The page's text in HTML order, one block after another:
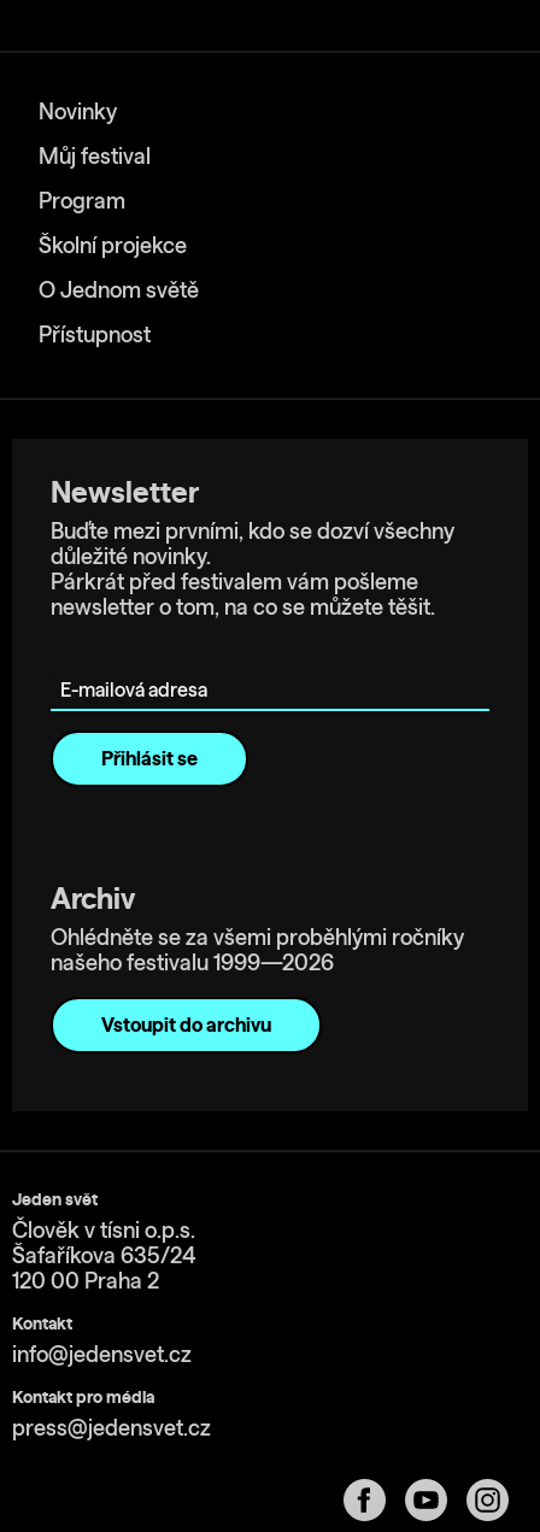
Novinky
Můj festival
Program
Školní projekce
O Jednom světě
Přístupnost
Newsletter
Buďte mezi prvními, kdo se dozví všechny
důležité novinky.
Párkrát před festivalem vám pošleme
newsletter o tom, na co se můžete těšit.
Archiv
Ohlédněte se za všemi proběhlými ročníky
našeho festivalu 1999—2026
Vstoupit do archivu
Jeden svět
Člověk v tísni o.p.s.
Šafaříkova 635/24
120 00 Praha 2
Kontakt
info@jedensvet.cz
Kontakt pro média
press@jedensvet.cz